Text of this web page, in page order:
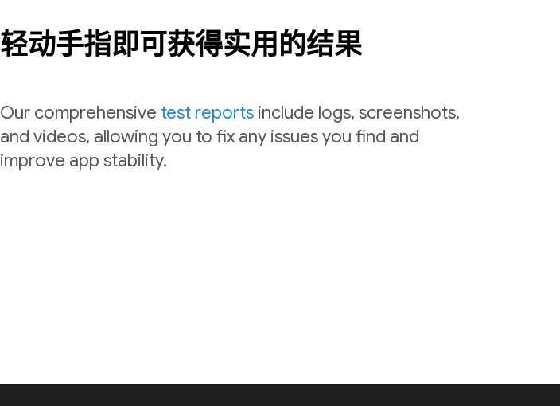
轻动手指即可获得实用的结果
Our comprehensive test reports include logs, screenshots,
and videos, allowing you to fix any issues you find and
improve app stability.